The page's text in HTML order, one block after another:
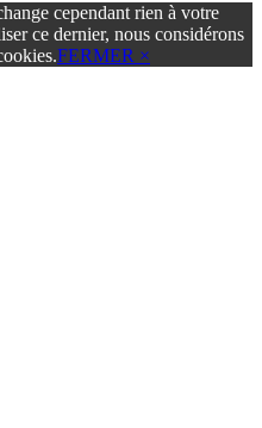
cependant rien à votre
ce dernier, nous considérons
FERMER ×